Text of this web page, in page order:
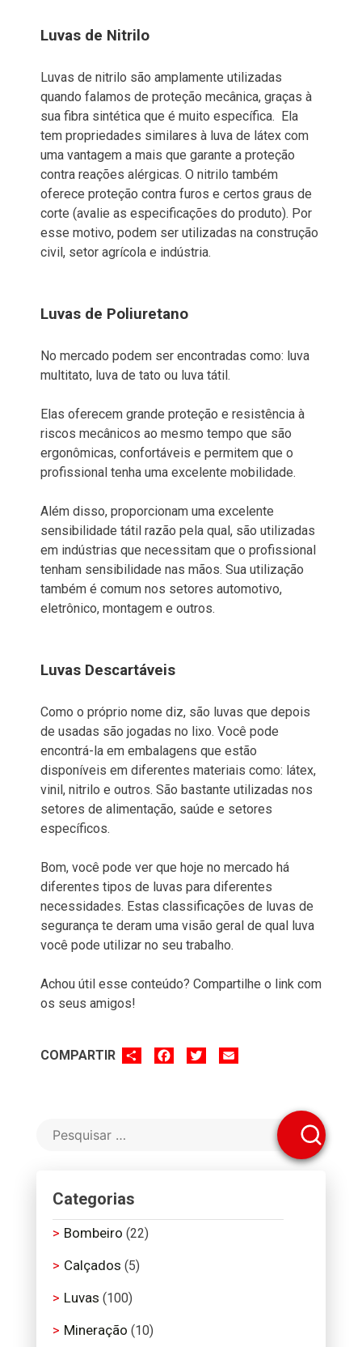
Luvas de Nitrilo
Luvas de nitrilo são amplamente utilizadas
quando falamos de proteção mecânica, graças à
sua fibra sintética que é muito específica. Ela
tem propriedades similares à luva de látex com
uma vantagem a mais que garante a proteção
contra reações alérgicas. O nitrilo também
oferece proteção contra furos e certos graus de
corte (avalie as especificações do produto). Por
esse motivo, podem ser utilizadas na construção
civil, setor agrícola e indústria.
Luvas de Poliuretano
No mercado podem ser encontradas como: luva
multitato, luva de tato ou luva tátil.
Elas oferecem grande proteção e resistência à
riscos mecânicos ao mesmo tempo que são
ergonômicas, confortáveis e permitem que o
profissional tenha uma excelente mobilidade.
Além disso, proporcionam uma excelente
sensibilidade tátil razão pela qual, são utilizadas
em indústrias que necessitam que o profissional
tenham sensibilidade nas mãos. Sua utilização
também é comum nos setores automotivo,
eletrônico, montagem e outros.
Luvas Descartáveis
Como o próprio nome diz, são luvas que depois
de usadas são jogadas no lixo. Você pode
encontrá-la em embalagens que estão
disponíveis em diferentes materiais como: látex,
vinil, nitrilo e outros. São bastante utilizadas nos
setores de alimentação, saúde e setores
específicos.
Bom, você pode ver que hoje no mercado há
diferentes tipos de luvas para diferentes
necessidades. Estas classificações de luvas de
segurança te deram uma visão geral de qual luva
você pode utilizar no seu trabalho.
Achou útil esse conteúdo? Compartilhe o link com
os seus amigos!
COMPARTIR SHARE FACEBOOKTWITTER
Categorias
Bombeiro (22)
Calçados (5)
Luvas (100)
Mineração (10)